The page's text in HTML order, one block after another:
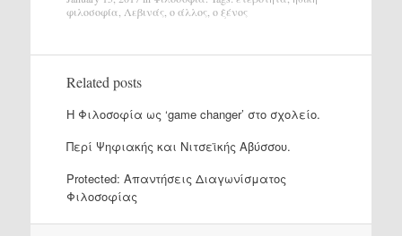
φιλοσοφία Λεβινάς, ο άλλος, ο ξένος
Related posts
H Φιλοσοφία ως ‘game changer’ στο σχολείο.
Περί Ψηφιακής και Νιτσεϊκής Αβύσσου.
Protected: Απαντήσεις Διαγωνίσματος
Φιλοσοφίας